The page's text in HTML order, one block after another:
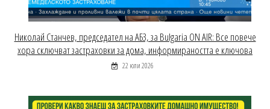
Николай Станчев, председател на АБЗ, за Bulgaria ON AIR: Все повече
хора сключват застраховки за дома, информираността е ключова
22 юли 2026